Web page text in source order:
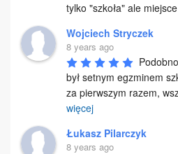
tylko "szkoła" ale
Wojciech Stryczek
8 years ago
był setnym egzminem
za pierwszym razem,
więcej
Łukasz Pilarczyk
8 years ago